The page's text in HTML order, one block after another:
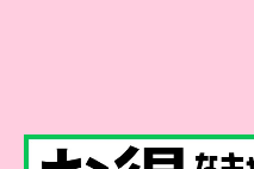
ホーム